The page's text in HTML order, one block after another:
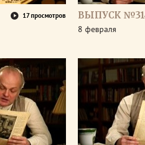
17 просмотров ВЫПУСК
8 февраля